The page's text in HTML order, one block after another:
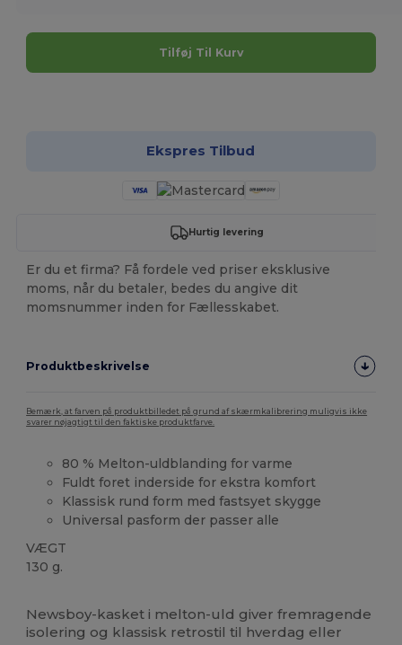
Tilføj Til Kurv
Ekspres Tilbud
Hurtig levering
Er du et firma? Få fordele ved priser eksklusive
moms, når du betaler, bedes du angive dit
momsnummer inden for Fællesskabet.
Produktbeskrivelse
Bemærk, at farven på produktbilledet på grund af skærmkalibrering muligvis ikke
svarer nøjagtigt til den faktiske produktfarve.
80 % Melton-uldblanding for varme
Fuldt foret inderside for ekstra komfort
Klassisk rund form med fastsyet skygge
Universal pasform der passer alle
VÆGT
130 g.
Newsboy-kasket i melton-uld giver fremragende
isolering og klassisk retrostil til hverdag eller